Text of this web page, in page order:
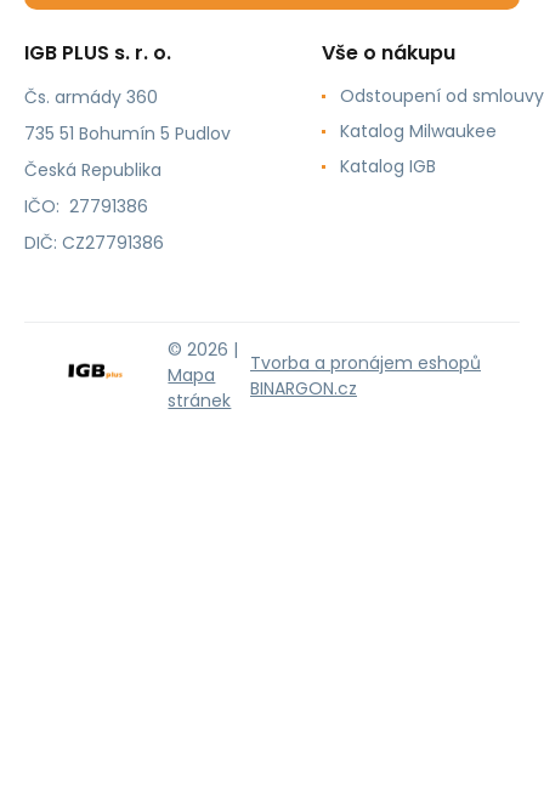
IGB PLUS s. r. o.
Čs. armády 360
735 51 Bohumín 5 Pudlov
Česká Republika
IČO: 27791386
DIČ: CZ27791386
Vše o nákupu
Odstoupení od smlouvy
Katalog Milwaukee
Katalog IGB
© 2026 |
Mapa
stránek
Tvorba a pronájem eshopů
BINARGON.cz